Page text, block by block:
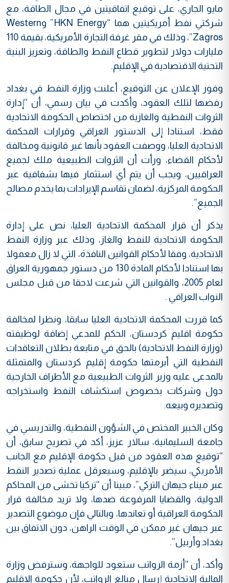
مايو الجاري، على توقيع اتفاقيتين في مجال الطاقة، مع
شركتي نفط أمريكيتين هما “HKN Energy” وWestern
Zagros”، وذلك في مقر غرفة التجارة الأمريكية، بقيمة 110
مليارات دولار لتطوير قطاع النفط والطاقة، وتعزيز البنية
التحتية الاقتصادية في الإقليم.
وفور الإعلان عن التوقيع، أعلنت وزارة النفط في بغداد
رفضها لتلك العقود، وأكدت في بيان رسمي، أن “إدارة
الثروات النفطية والغازية من اختصاص الحكومة الاتحادية
فقط، استنادا إلى الدستور العراقي وقرارات المحكمة
الاتحادية العليا، ووصفت العقود بأنها غير قانونية ومخالفة
لأحكام القضاء، ورأت أن الثروات الطبيعية ملك لجميع
العراقيين، ويجب أن يتم أي استثمار فيها بشفافية عبر
الحكومة المركزية، لضمان تقاسم الإيرادات بما يخدم مصالح
الجميع”.
يذكر أن قرار المحكمة الاتحادية العليا، نص على إدارة
الحكومة الاتحادية للنفط والغاز، وذلك عبر وزارة النفط
الاتحادية، وفقا لأحكام القوانين النافذة، التي لا زال معمولا
بها استنادا لأحكام المادة 130 من دستور جمهورية العراق
لعام 2005، والقوانين التي شرعت لاحقا من قبل مجلس
النواب العراقي .
كما قررت المحكمة الاتحادية العليا سابقا، ونظرا لمخالفة
حكومة اقليم كردستان، الحكم للمدعي إضافة لوظيفته
(وزارة النفط الاتحادية) بالحق في متابعة بطلان التعاقدات
النفطية التي أبرمتها حكومة إقليم كردستان والمتمثلة
بالمدعى عليه وزير الثروات الطبيعية مع الأطراف الخارجية
دول وشركات بخصوص استكشاف النفط واستخراجه
وتصديره وبيعه.
وكان الخبير المختص في الشؤون النفطية، والتدريسي في
جامعة السليمانية، سالار عزيز، أكد في تصريح سابق، أن
“توقيع هذه العقود من قبل حكومة الإقليم مع الجانب
الأمريكي، سيضر بالإقليم، وسيعرقل عملية تصدير النفط
عبر ميناء جيهان التركي”، مبينا أن “تركيا تخشى من المحاكم
الدولية، والقضايا المرفوعة ضدها، ولا تريد مخالفة قرار
الحكومة العراقية أو تعاندها، وبالتالي فإن موضوع التصدير
عبر جيهان غير ممكن في الوقت الراهن، دون الاتفاق بين
بغداد وأربيل”.
وأكد، أن “أزمة الرواتب ستعود للواجهة، وسترفض وزارة
المالية الاتحادية إرسال مبالغ الرواتب، لأن حكومة الإقليم